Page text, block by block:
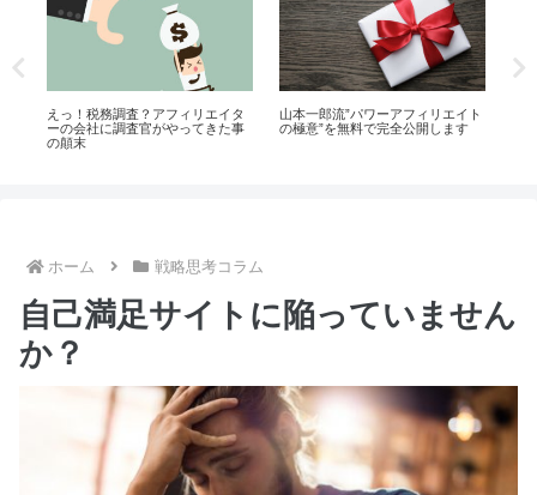
自己紹介（アフィリエイト戦略思
考ブログ運営者：山本一郎）
あなたのSEO施策にやましい点は
ないか？
ホーム 戦略思考コラム
自己満足サイトに陥っていません
か？